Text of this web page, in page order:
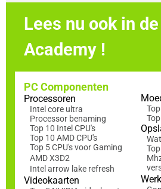
Lees nu ook in de
Academy !
PC Componenten
Processoren
Intel core ultra
Processor benaming
Top 10 Intel CPU's
Top 10 AMD CPU's
Top 5 CPU's voor Gaming
AMD X3D2
Intel arrow lake refresh
Videokaarten